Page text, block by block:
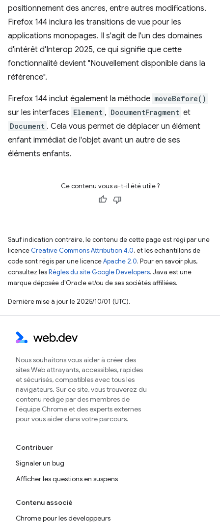
positionnement des ancres, entre autres modifications.
Firefox 144 inclura les transitions de vue pour les
applications monopages. Il s'agit de l'un des domaines
d'intérêt d'Interop 2025, ce qui signifie que cette
fonctionnalité devient "Nouvellement disponible dans la
référence".
Firefox 144 inclut également la méthode moveBefore()
sur les interfaces Element , DocumentFragment et
Document . Cela vous permet de déplacer un élément
enfant immédiat de l'objet avant un autre de ses
éléments enfants.
Ce contenu vous a-t-il été utile ?
Sauf indication contraire, le contenu de cette page est régi par une
licence Creative Commons Attribution 4.0, et les échantillons de
code sont régis par une licenceApache 2.0. Pour en savoir plus,
consultez lesRègles du site Google Developers. Java est une
marque déposée d'Oracle et/ou de ses sociétés affiliées.
Dernière mise à jour le 2025/10/01 (UTC).
Nous souhaitons vous aider à créer des
sites Web attrayants, accessibles, rapides
et sécurisés, compatibles avec tous les
navigateurs. Sur ce site, vous trouverez du
contenu rédigé par des membres de
l'équipe Chrome et des experts externes
pour vous aider dans votre parcours.
Contribuer
Signaler un bug
Afficher les questions en suspens
Contenu associé
Chrome pour les développeurs